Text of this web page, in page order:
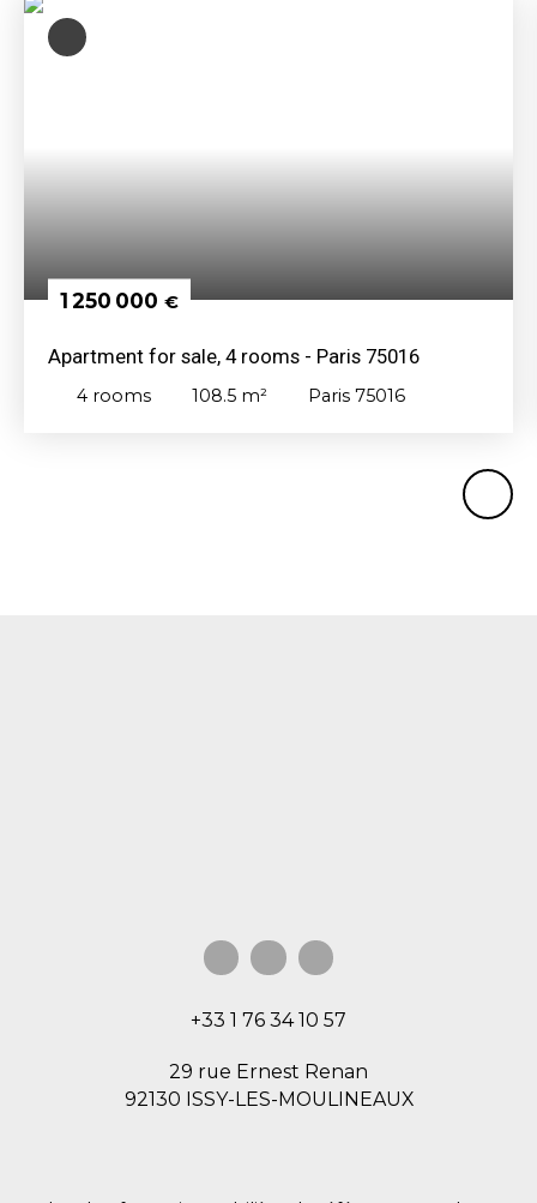
1 250 000 €
Apartment for sale, 4 rooms - Paris 75016
4 rooms 108.5 m² Paris 75016
+33 1 76 34 10 57
29 rue Ernest Renan
92130 ISSY-LES-MOULINEAUX